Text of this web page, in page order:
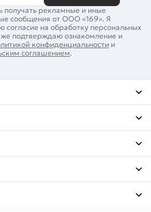
получать рекламные и иные
сообщения от ООО «169». Я
согласие на обработку персональных
подтверждаю ознакомление и
конфиденциальности и
соглашением.